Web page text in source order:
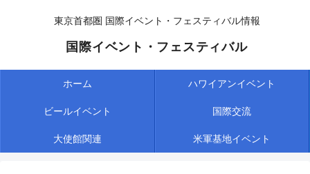
東京首都圏 国際イベント・フェスティバル情報
国際イベント・フェスティバル
ホーム ハワイアンイベント
ビールイベント 国際交流
大使館関連 米軍基地イベント